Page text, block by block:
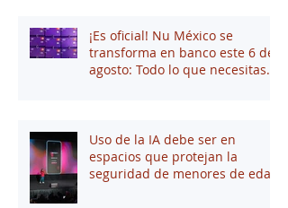
¡Es oficial! Nu México se
transforma en banco este 6 de
agosto: Todo lo que necesitas
Uso de la IA debe ser en
espacios que protejan la
seguridad de menores de edad